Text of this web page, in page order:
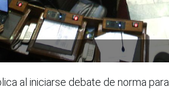
al iniciarse debate de norma